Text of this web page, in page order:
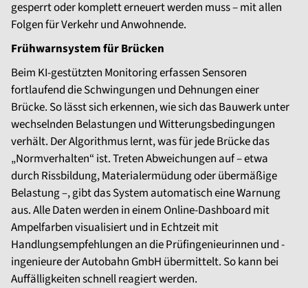
gesperrt oder komplett erneuert werden muss – mit allen
Folgen für Verkehr und Anwohnende.
Frühwarnsystem für Brücken
Beim KI-gestützten Monitoring erfassen Sensoren
fortlaufend die Schwingungen und Dehnungen einer
Brücke. So lässt sich erkennen, wie sich das Bauwerk unter
wechselnden Belastungen und Witterungsbedingungen
verhält. Der Algorithmus lernt, was für jede Brücke das
„Normverhalten“ ist. Treten Abweichungen auf – etwa
durch Rissbildung, Materialermüdung oder übermäßige
Belastung –, gibt das System automatisch eine Warnung
aus. Alle Daten werden in einem Online-Dashboard mit
Ampelfarben visualisiert und in Echtzeit mit
Handlungsempfehlungen an die Prüfingenieurinnen und -
ingenieure der Autobahn GmbH übermittelt. So kann bei
Auffälligkeiten schnell reagiert werden.